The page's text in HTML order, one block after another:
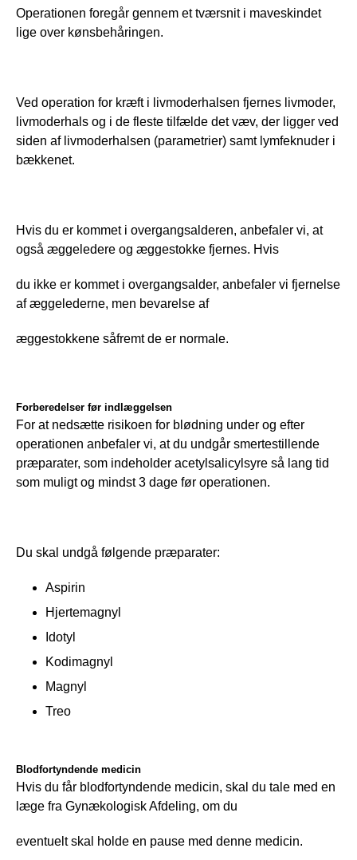
Operationen foregår gennem et tværsnit i maveskindet
lige over kønsbehåringen.
Ved operation for kræft i livmoderhalsen fjernes livmoder,
livmoderhals og i de fleste tilfælde det væv, der ligger ved
siden af livmoderhalsen (parametrier) samt lymfeknuder i
bækkenet.
Hvis du er kommet i overgangsalderen, anbefaler vi, at
også æggeledere og æggestokke fjernes. Hvis
du ikke er kommet i overgangsalder, anbefaler vi fjernelse
af æggelederne, men bevarelse af
æggestokkene såfremt de er normale.
Forberedelser før indlæggelsen
For at nedsætte risikoen for blødning under og efter
operationen anbefaler vi, at du undgår smertestillende
præparater, som indeholder acetylsalicylsyre så lang tid
som muligt og mindst 3 dage før operationen.
Du skal undgå følgende præparater:
Aspirin
Hjertemagnyl
Idotyl
Kodimagnyl
Magnyl
Treo
Blodfortyndende medicin
Hvis du får blodfortyndende medicin, skal du tale med en
læge fra Gynækologisk Afdeling, om du
eventuelt skal holde en pause med denne medicin.